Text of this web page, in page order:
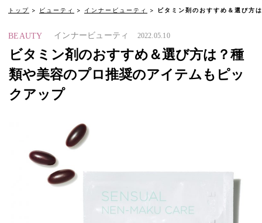
トップ ビューティ インナービューティ ビタミン剤のおすすめ＆選び方
BEAUTY インナービューティ 2022.05.10
ビタミン剤のおすすめ＆選び方は？種
類や美容のプロ推奨のアイテムもピッ
クアップ